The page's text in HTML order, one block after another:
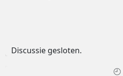
Discussie gesloten.